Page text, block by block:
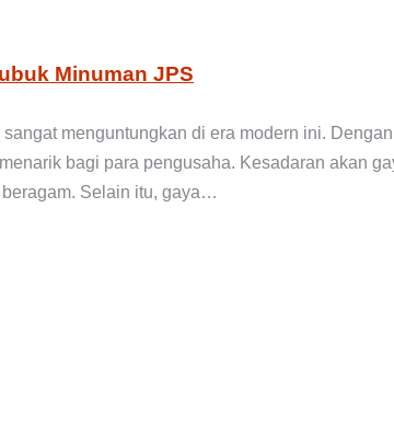
Minuman JPS
menguntungkan di era modern ini.
bagi para pengusaha. Kesadaran akan
Selain itu, gaya…